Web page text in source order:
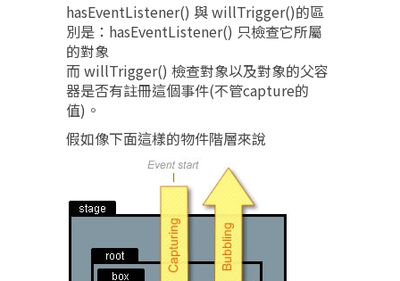
hasEventListener() 與 willTrigger()的區
別是：hasEventListener() 只檢查它所屬
的對象
而 willTrigger() 檢查對象以及對象的父容
器是否有註冊這個事件(不管capture的
值)。
假如像下面這樣的物件階層來說